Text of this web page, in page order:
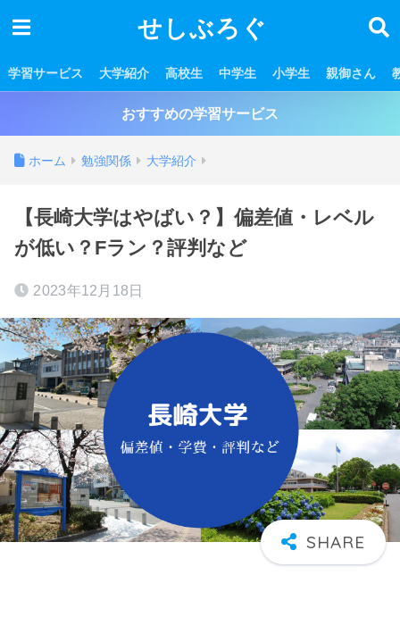
せしぶろぐ
学習サービス 大学紹介 高校生 中学生 小学生 親御さん
おすすめの学習サービス
ホーム 勉強関係 大学紹介
【長崎大学はやばい？】偏差値・レベル
が低い？Fラン？評判など
2023年12月18日